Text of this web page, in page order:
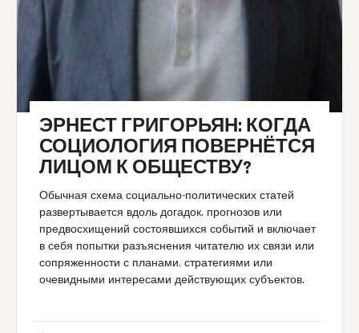
ЭРНЕСТ ГРИГОРЬЯН: КОГДА
СОЦИОЛОГИЯ ПОВЕРНЁТСЯ
ЛИЦОМ К ОБЩЕСТВУ?
Обычная схема социально-политических статей
развертывается вдоль догадок, прогнозов или
предвосхищений состоявшихся событий и включает
в себя попытки разъяснения читателю их связи или
сопряженности с планами, стратегиями или
очевидными интересами действующих субъектов.